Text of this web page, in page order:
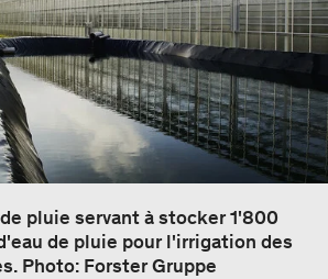
pluie servant à stocker 1'800
de pluie pour l'irrigation des
Photo: Forster Gruppe